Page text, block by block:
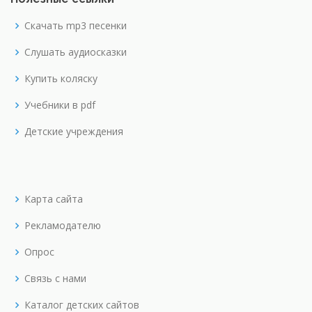
Скачать mp3 песенки
Слушать аудиосказки
Купить коляску
Учебники в pdf
Детские учреждения
Карта сайта
Рекламодателю
Опрос
Связь с нами
Каталог детских сайтов